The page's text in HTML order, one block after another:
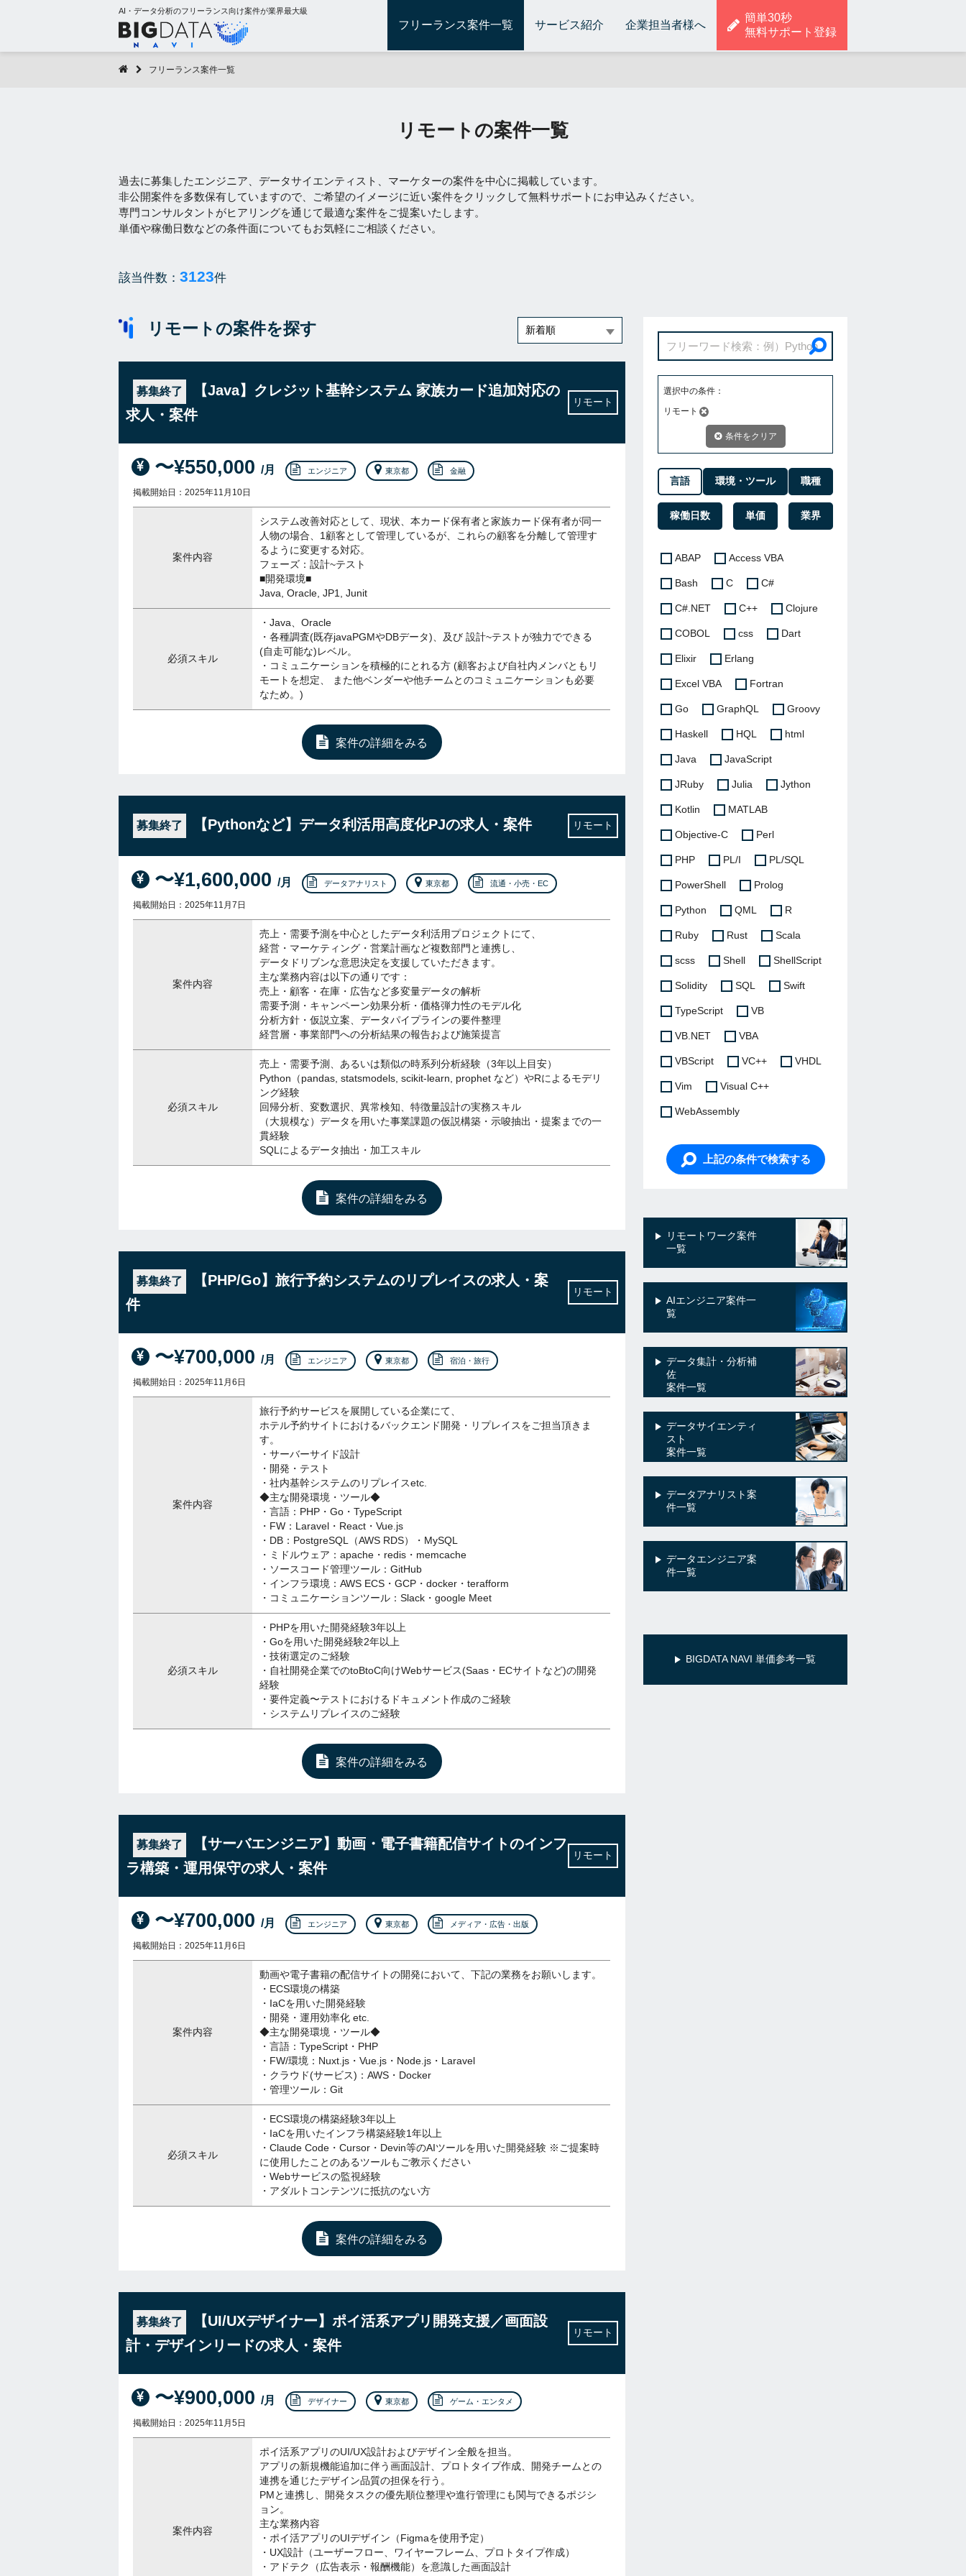
AI・データ分析のフリーランス向け案件が業界最大級
フリーランス案件一覧 サービス紹介 企業担当者様へ
簡単30秒
無料サポート登録
フリーランス案件一覧
リモートの案件一覧
過去に募集したエンジニア、データサイエンティスト、マーケターの案件を中心に掲載しています。
非公開案件を多数保有していますので、ご希望のイメージに近い案件をクリックして無料サポートにお申込みください。
専門コンサルタントがヒアリングを通じて最適な案件をご提案いたします。
単価や稼働日数などの条件面についてもお気軽にご相談ください。
該当件数： 3123件
選択中の条件：
リモート
条件をクリア
言語 環境・ツール 職種
稼働日数 単価 業界
ABAP Access VBA
Bash C C#
C#.NET C++ Clojure
COBOL css Dart
Elixir Erlang
Excel VBA Fortran
Go GraphQL Groovy
Haskell HQL html
Java JavaScript
JRuby Julia Jython
Kotlin MATLAB
Objective-C Perl
PHP PL/I PL/SQL
PowerShell Prolog
Python QML R
Ruby Rust Scala
scss Shell ShellScript
Solidity SQL Swift
TypeScript VB
VB.NET VBA
VBScript VC++ VHDL
Vim Visual C++
WebAssembly
上記の条件で検索する
リモートワーク案件
一覧
AIエンジニア案件一
覧
データ集計・分析補
佐
案件一覧
データサイエンティ
スト
案件一覧
データアナリスト案
件一覧
データエンジニア案
件一覧
BIGDATA NAVI 単価参考一覧
リモートの案件を探す
募集終了
【Java】クレジット基幹システム 家族カード追加対応の
求人・案件
リモート
〜¥550,000 /月 エンジニア 東京都 金融
掲載開始日：2025年11月10日
案件内容
システム改善対応として、現状、本カード保有者と家族カード保有者が同一
人物の場合、1顧客として管理しているが、これらの顧客を分離して管理す
るように変更する対応。
フェーズ：設計~テスト
■開発環境■
Java, Oracle, JP1, Junit
必須スキル
・Java、Oracle
・各種調査(既存javaPGMやDBデータ)、及び 設計~テストが独力でできる
(自走可能な)レベル。
・コミュニケーションを積極的にとれる方 (顧客および自社内メンバともリ
モートを想定、 また他ベンダーや他チームとのコミュニケーションも必要
なため。)
案件の詳細をみる
募集終了 【Pythonなど】データ利活用高度化PJの求人・案件 リモート
〜¥1,600,000 /月 データアナリスト 東京都 流通・小売・EC
掲載開始日：2025年11月7日
案件内容
売上・需要予測を中心としたデータ利活用プロジェクトにて、
経営・マーケティング・営業計画など複数部門と連携し、
データドリブンな意思決定を支援していただきます。
主な業務内容は以下の通りです：
売上・顧客・在庫・広告など多変量データの解析
需要予測・キャンペーン効果分析・価格弾力性のモデル化
分析方針・仮説立案、データパイプラインの要件整理
経営層・事業部門への分析結果の報告および施策提言
必須スキル
売上・需要予測、あるいは類似の時系列分析経験（3年以上目安）
Python（pandas, statsmodels, scikit-learn, prophet など）やRによるモデリ
ング経験
回帰分析、変数選択、異常検知、特徴量設計の実務スキル
（大規模な）データを用いた事業課題の仮説構築・示唆抽出・提案までの一
貫経験
SQLによるデータ抽出・加工スキル
案件の詳細をみる
募集終了
【PHP/Go】旅行予約システムのリプレイスの求人・案
件
リモート
〜¥700,000 /月 エンジニア 東京都 宿泊・旅行
掲載開始日：2025年11月6日
案件内容
旅行予約サービスを展開している企業にて、
ホテル予約サイトにおけるバックエンド開発・リプレイスをご担当頂きま
す。
・サーバーサイド設計
・開発・テスト
・社内基幹システムのリプレイスetc.
◆主な開発環境・ツール◆
・言語：PHP・Go・TypeScript
・FW：Laravel・React・Vue.js
・DB：PostgreSQL（AWS RDS）・MySQL
・ミドルウェア：apache・redis・memcache
・ソースコード管理ツール：GitHub
・インフラ環境：AWS ECS・GCP・docker・terafform
・コミュニケーションツール：Slack・google Meet
必須スキル
・PHPを用いた開発経験3年以上
・Goを用いた開発経験2年以上
・技術選定のご経験
・自社開発企業でのtoBtoC向けWebサービス(Saas・ECサイトなど)の開発
経験
・要件定義〜テストにおけるドキュメント作成のご経験
・システムリプレイスのご経験
案件の詳細をみる
募集終了
【サーバエンジニア】動画・電子書籍配信サイトのインフ
ラ構築・運用保守の求人・案件
リモート
〜¥700,000 /月 エンジニア 東京都 メディア・広告・出版
掲載開始日：2025年11月6日
案件内容
動画や電子書籍の配信サイトの開発において、下記の業務をお願いします。
・ECS環境の構築
・IaCを用いた開発経験
・開発・運用効率化 etc.
◆主な開発環境・ツール◆
・言語：TypeScript・PHP
・FW/環境：Nuxt.js・Vue.js・Node.js・Laravel
・クラウド(サービス)：AWS・Docker
・管理ツール：Git
必須スキル
・ECS環境の構築経験3年以上
・IaCを用いたインフラ構築経験1年以上
・Claude Code・Cursor・Devin等のAIツールを用いた開発経験 ※ご提案時
に使用したことのあるツールもご教示ください
・Webサービスの監視経験
・アダルトコンテンツに抵抗のない方
案件の詳細をみる
募集終了
【UI/UXデザイナー】ポイ活系アプリ開発支援／画面設
計・デザインリードの求人・案件
リモート
〜¥900,000 /月 デザイナー 東京都 ゲーム・エンタメ
掲載開始日：2025年11月5日
案件内容
ポイ活系アプリのUI/UX設計およびデザイン全般を担当。
アプリの新規機能追加に伴う画面設計、プロトタイプ作成、開発チームとの
連携を通じたデザイン品質の担保を行う。
PMと連携し、開発タスクの優先順位整理や進行管理にも関与できるポジシ
ョン。
主な業務内容
・ポイ活アプリのUIデザイン（Figmaを使用予定）
・UX設計（ユーザーフロー、ワイヤーフレーム、プロトタイプ作成）
・アドテク（広告表示・報酬機能）を意識した画面設計